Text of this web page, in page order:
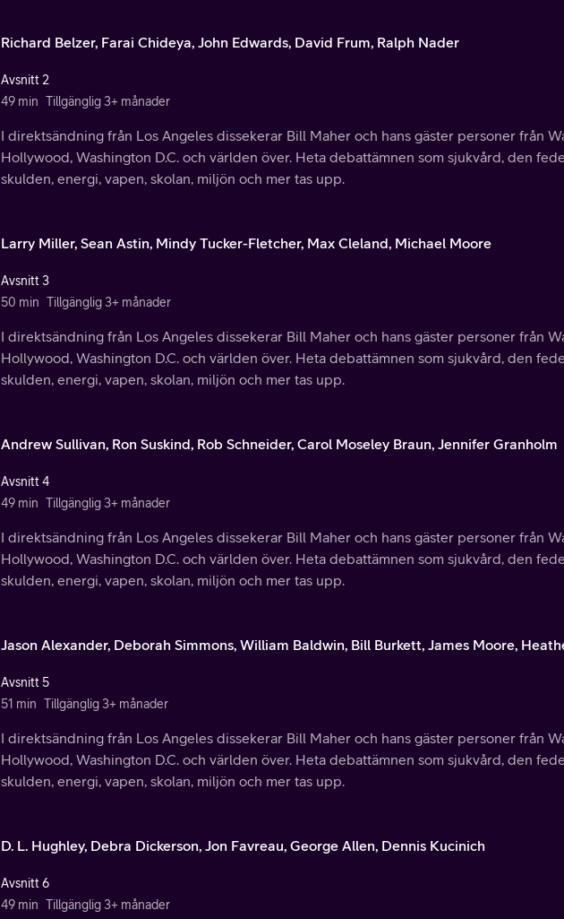
Richard Belzer, Farai Chideya, John Edwards, David Frum, Ralph Nader
Avsnitt 2
49 min Tillgänglig 3+ månader
I direktsändning från Los Angeles dissekerar Bill Maher och hans gäster personer från
Hollywood, Washington D.C. och världen över. Heta debattämnen som sjukvård, den
skulden, energi, vapen, skolan, miljön och mer tas upp.
Larry Miller, Sean Astin, Mindy Tucker-Fletcher, Max Cleland, Michael Moore
Avsnitt 3
50 min Tillgänglig 3+ månader
I direktsändning från Los Angeles dissekerar Bill Maher och hans gäster personer från
Hollywood, Washington D.C. och världen över. Heta debattämnen som sjukvård, den
skulden, energi, vapen, skolan, miljön och mer tas upp.
Andrew Sullivan, Ron Suskind, Rob Schneider, Carol Moseley Braun, Jennifer Granholm
Avsnitt 4
49 min Tillgänglig 3+ månader
I direktsändning från Los Angeles dissekerar Bill Maher och hans gäster personer från
Hollywood, Washington D.C. och världen över. Heta debattämnen som sjukvård, den
skulden, energi, vapen, skolan, miljön och mer tas upp.
Jason Alexander, Deborah Simmons, William Baldwin, Bill Burkett, James Moore,
Avsnitt 5
51 min Tillgänglig 3+ månader
I direktsändning från Los Angeles dissekerar Bill Maher och hans gäster personer från
Hollywood, Washington D.C. och världen över. Heta debattämnen som sjukvård, den
skulden, energi, vapen, skolan, miljön och mer tas upp.
D. L. Hughley, Debra Dickerson, Jon Favreau, George Allen, Dennis Kucinich
Avsnitt 6
49 min Tillgänglig 3+ månader